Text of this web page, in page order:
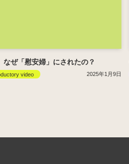
ぜ「慰安婦」にされたの？
video 2025年1月9日